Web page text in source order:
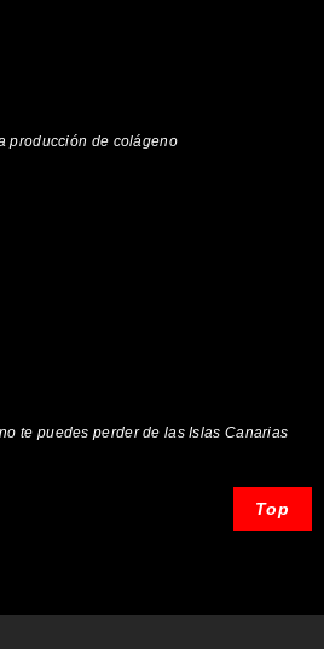
producción de colágeno
te puedes perder de las Islas Canarias
Top